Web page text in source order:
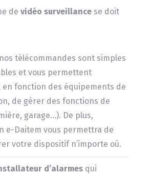
de vidéo surveillancese doit
télécommandes sont simples
et vous permettent
en fonction des équipements de
de gérer des fonctions de
garage…). De plus,
e-Daitem vous permettra de
votre dispositif n’importe où.
d’alarmesqui